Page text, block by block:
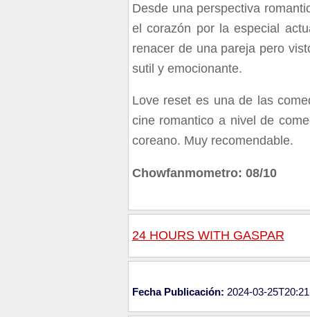
Desde una perspectiva
el corazón por la especial
renacer de una pareja pero
sutil y emocionante.
Love reset es una de las
cine romantico a nivel de
coreano. Muy recomendable.
Chowfanmometro: 08/10
24 HOURS WITH GASPAR
Fecha Publicación: 2024-03-